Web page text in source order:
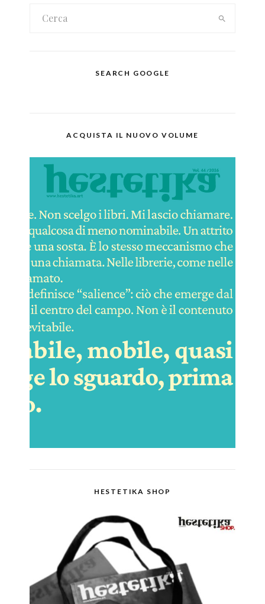
SEARCH GOOGLE
ACQUISTA IL NUOVO VOLUME
HESTETIKA SHOP